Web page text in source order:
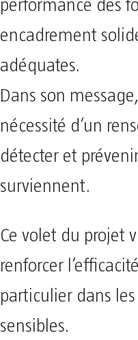
performance des
encadrement
adéquates.
Dans son
nécessité d’un
détecter et
surviennent.
Ce volet du projet
renforcer
particulier dans
sensibles.